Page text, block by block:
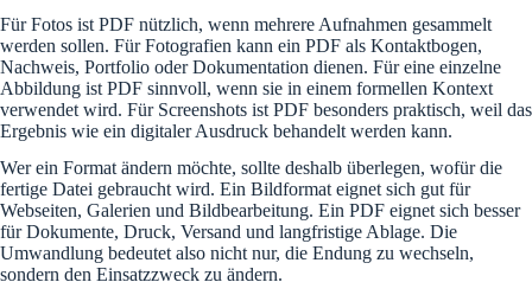
Für Fotos ist PDF nützlich, wenn mehrere Aufnahmen gesammelt
werden sollen. Für Fotografien kann ein PDF als Kontaktbogen,
Nachweis, Portfolio oder Dokumentation dienen. Für eine einzelne
Abbildung ist PDF sinnvoll, wenn sie in einem formellen Kontext
verwendet wird. Für Screenshots ist PDF besonders praktisch, weil das
Ergebnis wie ein digitaler Ausdruck behandelt werden kann.
Wer ein Format ändern möchte, sollte deshalb überlegen, wofür die
fertige Datei gebraucht wird. Ein Bildformat eignet sich gut für
Webseiten, Galerien und Bildbearbeitung. Ein PDF eignet sich besser
für Dokumente, Druck, Versand und langfristige Ablage. Die
Umwandlung bedeutet also nicht nur, die Endung zu wechseln,
sondern den Einsatzzweck zu ändern.